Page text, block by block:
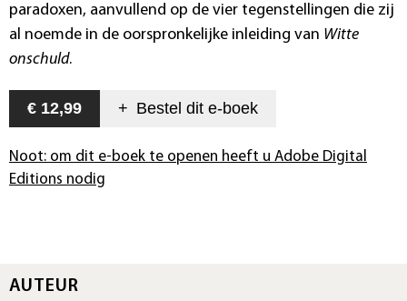
paradoxen, aanvullend op de vier tegenstellingen die zij
al noemde in de oorspronkelijke inleiding van Witte
onschuld.
€ 12,99 + Bestel dit e-boek
Noot: om dit e-boek te openen heeft u Adobe Digital
Editions nodig
AUTEUR